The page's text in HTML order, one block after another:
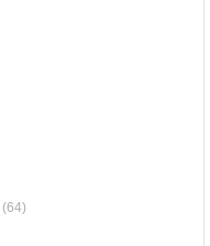
(64)